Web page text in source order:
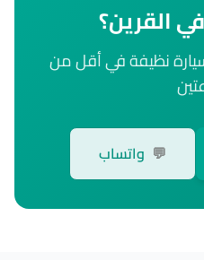
القرين؟
نظيفة في أقل من
💬 واتساب